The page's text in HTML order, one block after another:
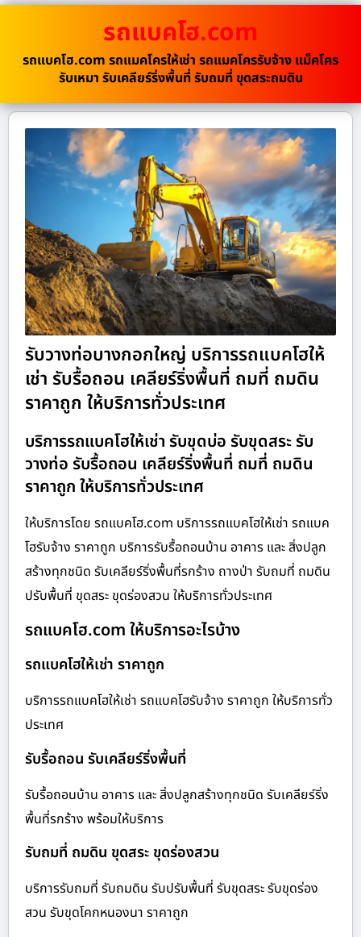
รถแบคโฮ.com
รถแบคโฮ.com รถแมคโครให้เช่า รถแมคโครรับจ้าง แม็คโคร
รับเหมา รับเคลียร์ริ่งพื้นที่ รับถมที่ ขุดสระถมดิน
รับวางท่อบางกอกใหญ่ บริการรถแบคโฮให้
เช่า รับรื้อถอน เคลียร์ริ่งพื้นที่ ถมที่ ถมดิน
ราคาถูก ให้บริการทั่วประเทศ
บริการรถแบคโฮให้เช่า รับขุดบ่อ รับขุดสระ รับ
วางท่อ รับรื้อถอน เคลียร์ริ่งพื้นที่ ถมที่ ถมดิน
ราคาถูก ให้บริการทั่วประเทศ
ให้บริการโดย รถแบคโฮ.com บริการรถแบคโฮให้เช่า รถแบค
โฮรับจ้าง ราคาถูก บริการรับรื้อถอนบ้าน อาคาร และ สิ่งปลูก
สร้างทุกชนิด รับเคลียร์ริ่งพื้นที่รกร้าง ถางป่า รับถมที่ ถมดิน
ปรับพื้นที่ ขุดสระ ขุดร่องสวน ให้บริการทั่วประเทศ
รถแบคโฮ.com ให้บริการอะไรบ้าง
รถแบคโฮให้เช่า ราคาถูก
บริการรถแบคโฮให้เช่า รถแบคโฮรับจ้าง ราคาถูก ให้บริการทั่ว
ประเทศ
รับรื้อถอน รับเคลียร์ริ่งพื้นที่
รับรื้อถอนบ้าน อาคาร และ สิ่งปลูกสร้างทุกชนิด รับเคลียร์ริ่ง
พื้นที่รกร้าง พร้อมให้บริการ
รับถมที่ ถมดิน ขุดสระ ขุดร่องสวน
บริการรับถมที่ รับถมดิน รับปรับพื้นที่ รับขุดสระ รับขุดร่อง
สวน รับขุดโคกหนองนา ราคาถูก